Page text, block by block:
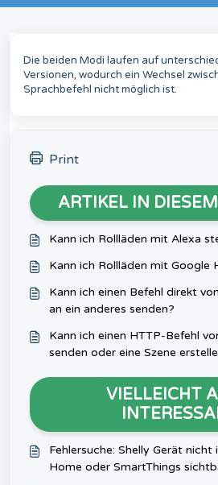
Die beiden Modi laufen auf
Versionen, wodurch ein Wechsel
Sprachbefehl nicht möglich ist.
Print
ARTIKEL IN
Kann ich Rollläden mit Alexa
Kann ich Rollläden mit Google
Kann ich einen Befehl direkt
an ein anderes senden?
Kann ich einen HTTP-Befehl
senden oder eine Szene
Mehrkanalgeräts zu steuern?
VIELLEICHT
Fehlersuche: Shelly Gerät nicht
Home oder SmartThings